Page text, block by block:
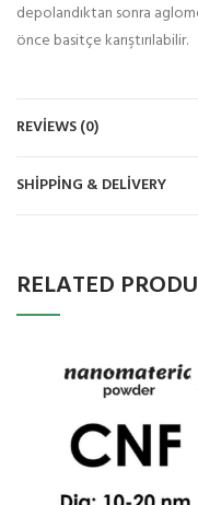
depolandıktan sonra
önce basitçe karıştırılabilir.
REVIEWS (0)
SHIPPING & DELIVERY
RELATED